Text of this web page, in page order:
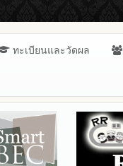
ทะเบียนและวัดผล